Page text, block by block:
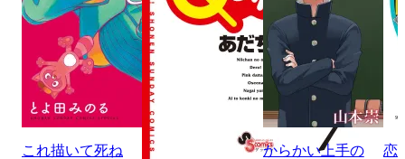
これ描いて死ね
からかい上手の
恋